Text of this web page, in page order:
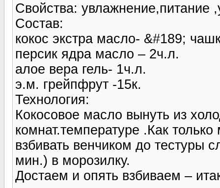
Свойства: увлажнение,питание
Состав:
кокос экстра масло- &#189;
персик ядра масло – 2ч.л.
алое вера гель- 1ч.л.
э.м. грейпфрут -15к.
Технология:
Кокосовое масло вынуть из
комнат.температуре .Как
взбивать венчиком до тестуры
мин.) в морозилку.
Достаем и опять взбиваем –